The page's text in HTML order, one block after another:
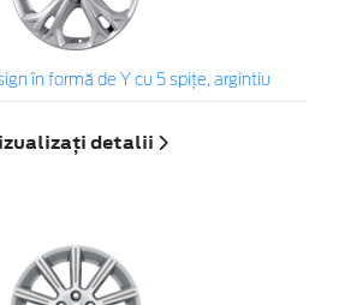
în formă de Y cu 5 spiţe, argintiu
detalii